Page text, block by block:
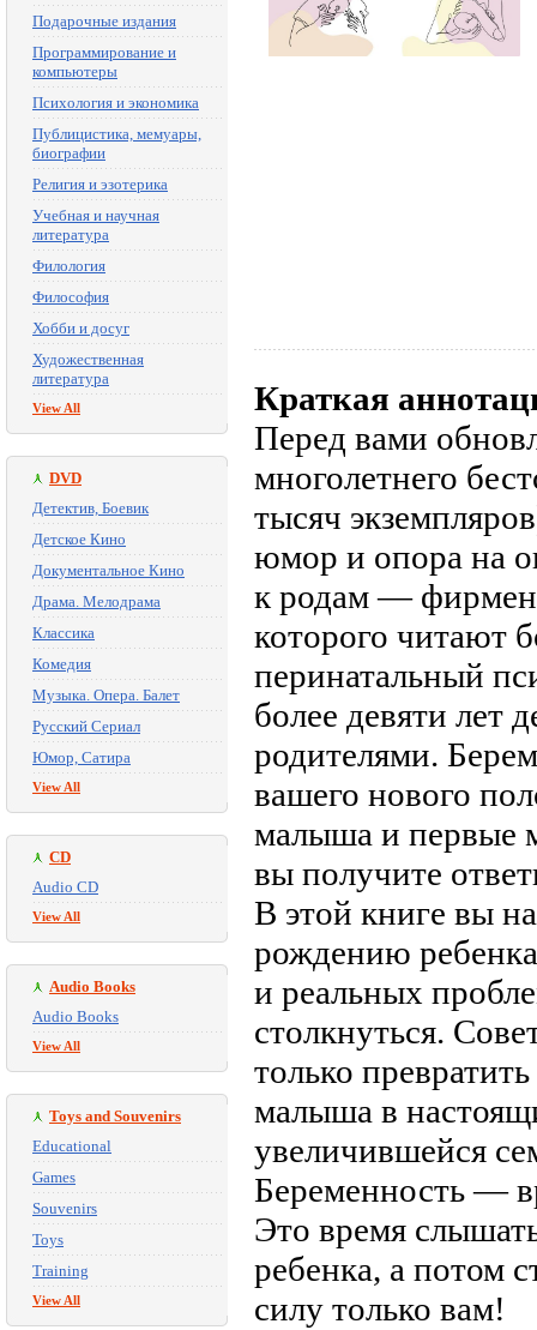
Подарочные издания
Программирование и
компьютеры
Психология и экономика
Публицистика, мемуары,
биографии
Религия и эзотерика
Учебная и научная
литература
Филология
Философия
Хобби и досуг
Художественная
литература
View All
DVD
Детектив, Боевик
Детское Кино
Документальное Кино
Драма. Мелодрама
Классика
Комедия
Музыка. Опера. Балет
Русский Сериал
Юмор, Сатира
View All
CD
Audio CD
View All
Audio Books
Audio Books
View All
Toys and Souvenirs
Educational
Games
Souvenirs
Toys
Training
View All
Краткая
Перед вами
многолетнего
тысяч
юмор и опора на
к родам —
которого читают
перинатальный
более девяти лет
родителями.
вашего нового
малыша и первые
вы получите
В этой книге вы
рождению
и реальных
столкнуться.
только
малыша в
увеличившейся
Беременность —
Это время
ребенка, а потом
силу только вам!